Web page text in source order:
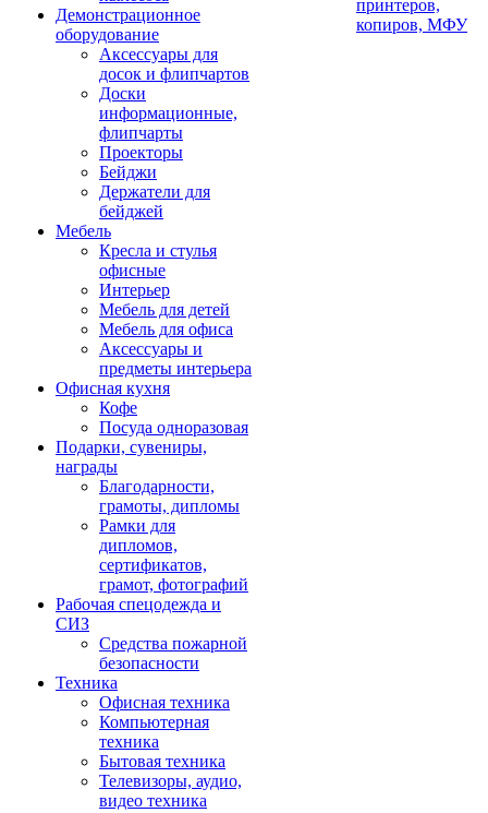
Демонстрационное
оборудование
Аксессуары для
досок и флипчартов
Доски
информационные,
флипчарты
Проекторы
Бейджи
Держатели для
бейджей
Мебель
Кресла и стулья
офисные
Интерьер
Мебель для детей
Мебель для офиса
Аксессуары и
предметы интерьера
Офисная кухня
Кофе
Посуда одноразовая
Подарки, сувениры,
награды
Благодарности,
грамоты, дипломы
Рамки для
дипломов,
сертификатов,
грамот, фотографий
Рабочая спецодежда и
СИЗ
Средства пожарной
безопасности
Техника
Офисная техника
Компьютерная
техника
Бытовая техника
Телевизоры, аудио,
видео техника
принтеров,
копиров, МФУ